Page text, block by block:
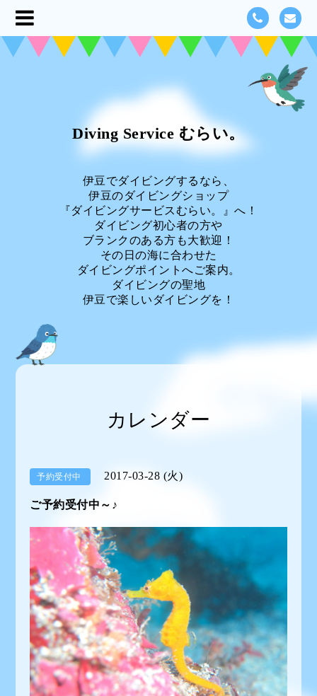
Diving Service むらい。
伊豆でダイビングするなら、
伊豆のダイビングショップ
『ダイビングサービスむらい。』へ！
ダイビング初心者の方や
ブランクのある方も大歓迎！
その日の海に合わせた
ダイビングポイントへご案内。
ダイビングの聖地
伊豆で楽しいダイビングを！
カレンダー
予約受付中 2017-03-28 (火)
ご予約受付中～♪